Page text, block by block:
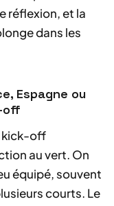
réflexion, et la
dans les
Espagne ou
off
kick-off
au vert. On
équipé, souvent
courts. Le